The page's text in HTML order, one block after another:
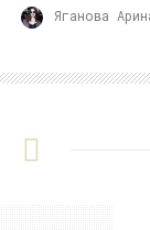
Яганова